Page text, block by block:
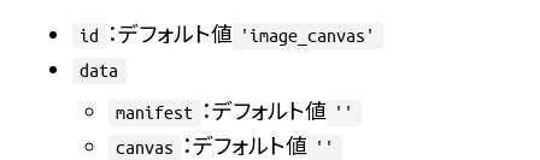
id ：デフォルト値
'image_canvas'
data
manifest ：デフォルト値
''
canvas
：デフォルト値
''